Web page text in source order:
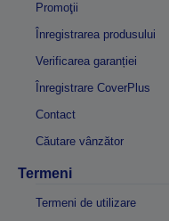
Promoţii
Înregistrarea produsului
Verificarea garanției
Înregistrare CoverPlus
Contact
Căutare vânzător
Termeni
Termeni de utilizare